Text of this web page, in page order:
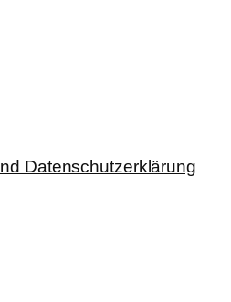
Datenschutzerklärung